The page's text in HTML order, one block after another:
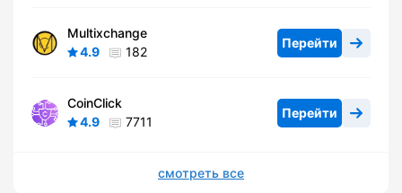
Multixchange
4.9
182
Перейти
CoinClick
4.9
7711
Перейти
смотреть все